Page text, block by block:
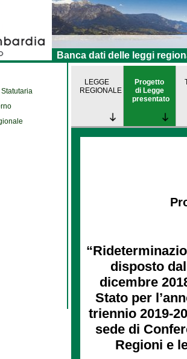
Banca dati delle leggi
LEGGE
REGIONALE
Progetto
di Legge
presentato
disposto
dicembre
Stato per
triennio 2019-
sede di
Regioni e